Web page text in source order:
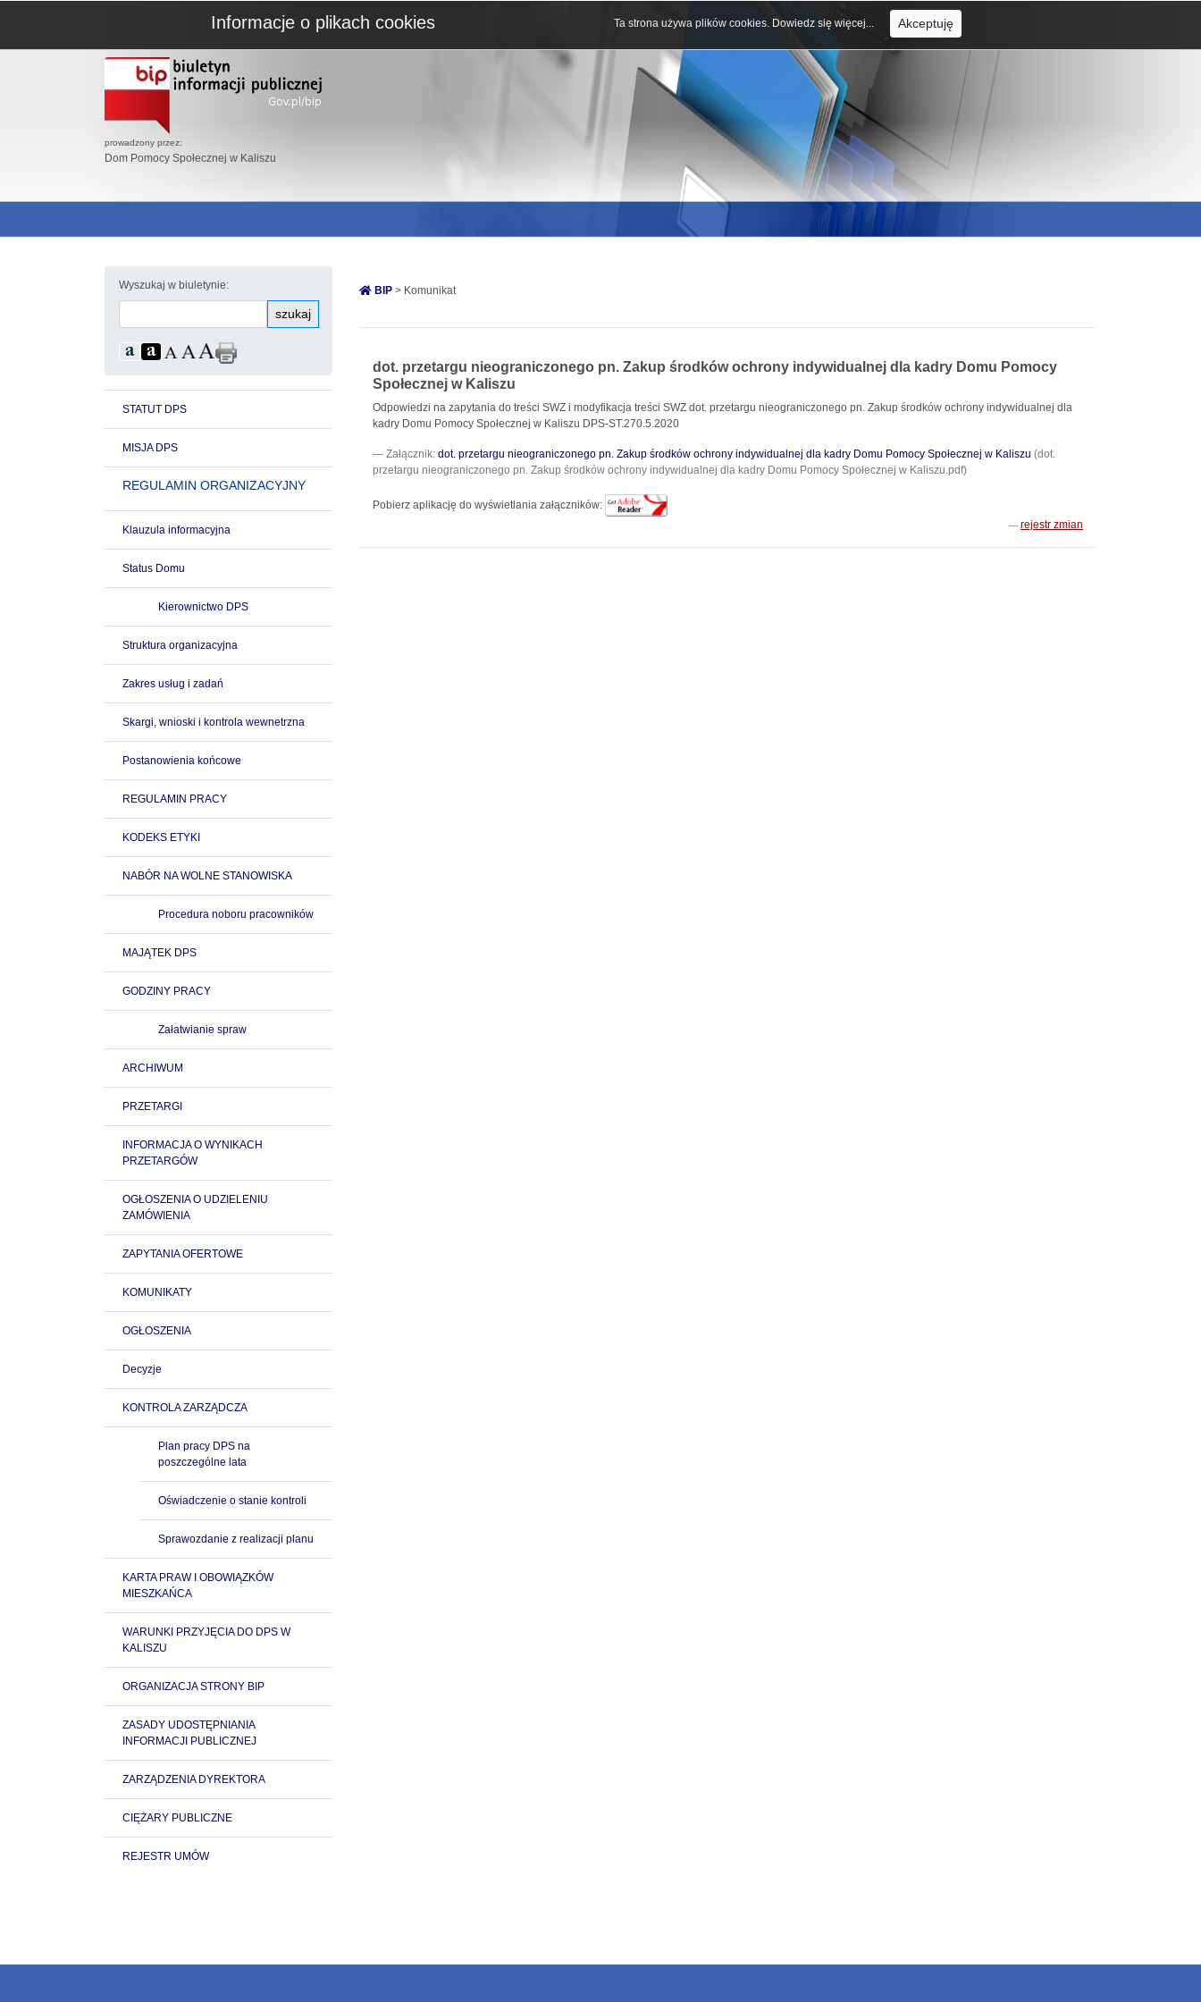
prowadzony przez:
Dom Pomocy Społecznej w Kaliszu
Wyszukaj w biuletynie:
szukaj
STATUT DPS
MISJA DPS
REGULAMIN ORGANIZACYJNY
Klauzula informacyjna
Status Domu
Kierownictwo DPS
Struktura organizacyjna
Zakres usług i zadań
Skargi, wnioski i kontrola wewnetrzna
Postanowienia końcowe
REGULAMIN PRACY
KODEKS ETYKI
NABÓR NA WOLNE STANOWISKA
Procedura noboru pracowników
MAJĄTEK DPS
GODZINY PRACY
Załatwianie spraw
ARCHIWUM
PRZETARGI
INFORMACJA O WYNIKACH
PRZETARGÓW
OGŁOSZENIA O UDZIELENIU
ZAMÓWIENIA
ZAPYTANIA OFERTOWE
KOMUNIKATY
OGŁOSZENIA
Decyzje
KONTROLA ZARZĄDCZA
Plan pracy DPS na
poszczególne lata
Oświadczenie o stanie kontroli
Sprawozdanie z realizacji planu
KARTA PRAW I OBOWIĄZKÓW
MIESZKAŃCA
WARUNKI PRZYJĘCIA DO DPS W
KALISZU
ORGANIZACJA STRONY BIP
ZASADY UDOSTĘPNIANIA
INFORMACJI PUBLICZNEJ
ZARZĄDZENIA DYREKTORA
CIĘŻARY PUBLICZNE
REJESTR UMÓW
BIP > Komunikat
dot. przetargu nieograniczonego pn. Zakup środków ochrony indywidualnej dla kadry Domu Pomocy
Społecznej w Kaliszu
Odpowiedzi na zapytania do treści SWZ i modyfikacja treści SWZ dot. przetargu nieograniczonego pn. Zakup środków ochrony indywidualnej dla
kadry Domu Pomocy Społecznej w Kaliszu DPS-ST.270.5.2020
Załącznik: dot. przetargu nieograniczonego pn. Zakup środków ochrony indywidualnej dla kadry Domu Pomocy Społecznej w Kaliszu (dot.
przetargu nieograniczonego pn. Zakup środków ochrony indywidualnej dla kadry Domu Pomocy Społecznej w Kaliszu.pdf)
Pobierz aplikację do wyświetlania załączników:
rejestr zmian
Informacje o plikach cookies Ta strona używa plików cookies. Dowiedz się więcej... Akceptuję